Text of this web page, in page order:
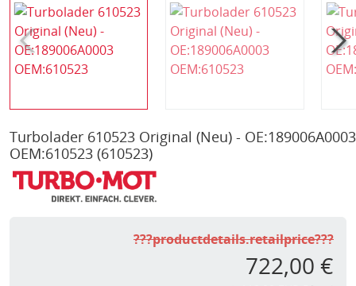
Turbolader 610523 Original (Neu) - OE:189006A0003
OEM:610523 (610523)
???productdetails.retailprice???
722,00 €